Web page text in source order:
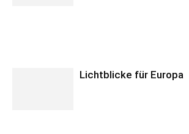
Lichtblicke für Europa